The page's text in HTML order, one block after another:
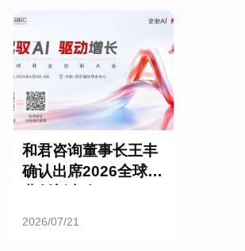
和君咨询董事长王丰
确认出席2026全球商
2026/07/21